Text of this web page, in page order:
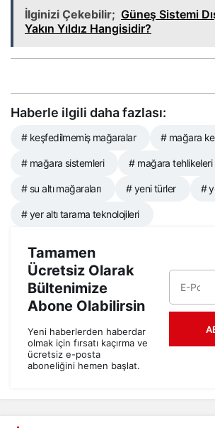
İlginizi Çekebilir; Güneş Sistemi
Yakın Yıldız Hangisidir?
Haberle ilgili daha fazlası:
# keşfedilmemiş mağaralar # mağara
# mağara sistemleri # mağara tehlikeleri
# su altı mağaraları # yeni türler #
# yer altı tarama teknolojileri
Tamamen
Ücretsiz Olarak
Bültenimize
Abone Olabilirsin
Yeni haberlerden haberdar
olmak için fırsatı kaçırma ve
ücretsiz e-posta
aboneliğini hemen başlat.